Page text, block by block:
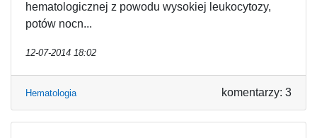
hematologicznej z powodu wysokiej leukocytozy,
potów nocn...
12-07-2014 18:02
Hematologia komentarzy: 3